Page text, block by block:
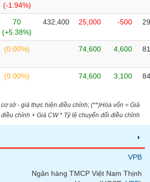
(-1.94%)
70
(+5.38%)
432,400 25,000 -500
(0.00%) 74,600 4,600
(0.00%) 74,600 3,100
sở - giá thực hiện điều chỉnh; (**)Hòa vốn = Giá
chỉnh + Giá CW * Tỷ lệ chuyển đổi điều chỉnh
VPB
Ngân hàng TMCP Việt Nam Thịnh
Chứng